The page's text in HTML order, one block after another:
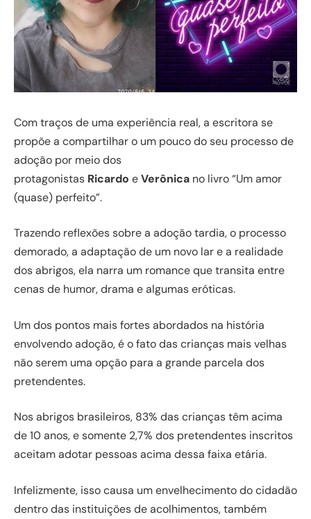
Com traços de uma experiência real, a escritora se
propõe a compartilhar o um pouco do seu processo de
adoção por meio dos
protagonistas Ricardo eVerônica no livro “Um amor
(quase) perfeito”.
Trazendo reflexões sobre a adoção tardia, o processo
demorado, a adaptação de um novo lar e a realidade
dos abrigos, ela narra um romance que transita entre
cenas de humor, drama e algumas eróticas.
Um dos pontos mais fortes abordados na história
envolvendo adoção, é o fato das crianças mais velhas
não serem uma opção para a grande parcela dos
pretendentes.
Nos abrigos brasileiros, 83% das crianças têm acima
de 10 anos, e somente 2,7% dos pretendentes inscritos
aceitam adotar pessoas acima dessa faixa etária.
Infelizmente, isso causa um envelhecimento do cidadão
dentro das instituições de acolhimentos, também